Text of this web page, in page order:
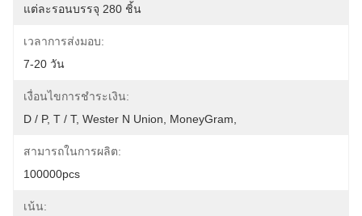
แต่ละรอนบรรจุ 280 ชิ้น
เวลาการส่งมอบ:
7-20 วัน
เงื่อนไขการชำระเงิน:
D / P, T / T, Wester N Union, MoneyGram,
สามารถในการผลิต:
100000pcs
เน้น: